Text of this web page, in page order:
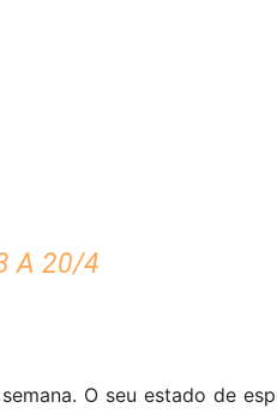
A 20/4
O seu estado de